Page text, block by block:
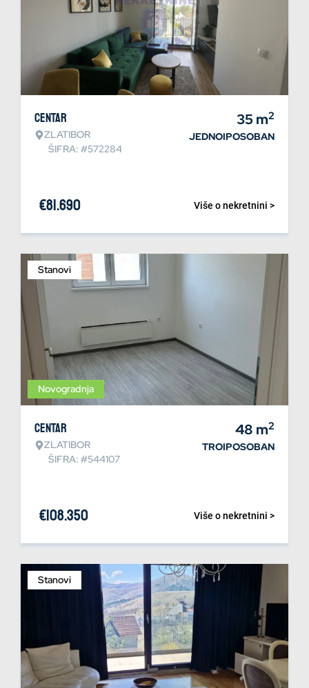
Centar
ZLATIBOR
ŠIFRA: #572284
35m2
JEDNOIPOSOBAN
Više o nekretnini >
€81.690
Stanovi
Novogradnja
Centar
ZLATIBOR
ŠIFRA: #544107
48 m2
TROIPOSOBAN
Više o nekretnini >
€108.350
Stanovi